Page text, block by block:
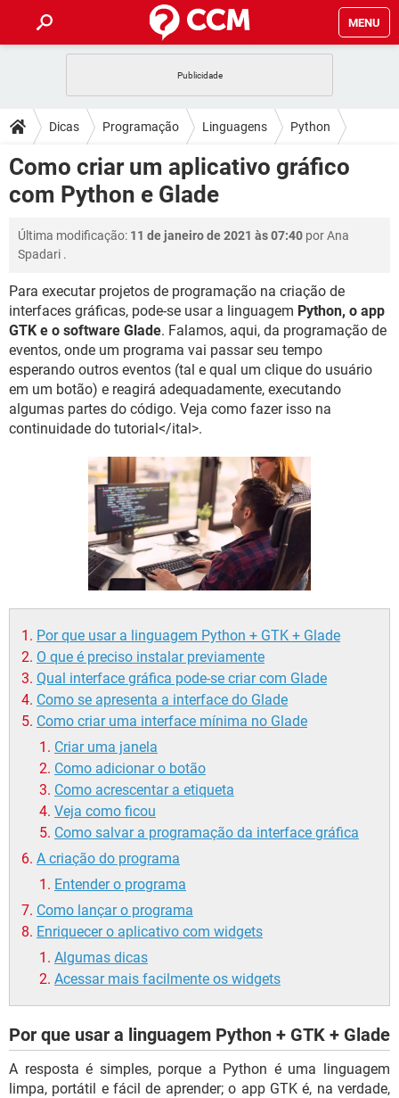
MENU
CELULAR FACEBOOK
OUTLOOK EXCEL
INSTAGRAM GMAIL
DICAS
JOGOS
CELULAR FACEBOOK
INSTAGRAM GMAIL
DOWNLOADS
JOGOS WHATSAPP
OUTLOOK
GMAIL
GUIA DE COMPRAS
FÓRUM
JOGOS WHATSAPP
OUTLOOK EXCEL
INSTAGRAM GMAIL
GUIA DE COMPRAS
GLOSSÁRIO
WHATSAPP
CELULAR FACEBOOK
OUTLOOK EXCEL
INSTAGRAM GMAIL
GUIA DE COMPRAS
Dicas Programação Linguagens Python
Como criar um aplicativo gráfico
com Python e Glade
Última modificação: 11 de janeiro de 2021 às 07:40 porAna
Spadari .
Para executar projetos de programação na criação de
interfaces gráficas, pode-se usar a linguagem Python, o app
GTK e o software Glade. Falamos, aqui, da programação de
eventos, onde um programa vai passar seu tempo
esperando outros eventos (tal e qual um clique do usuário
em um botão) e reagirá adequadamente, executando
algumas partes do código. Veja como fazer isso na
continuidade do tutorial</ital>.
Por que usar a linguagem Python + GTK + Glade
O que é preciso instalar previamente
Qual interface gráfica pode-se criar com Glade
Como se apresenta a interface do Glade
Como criar uma interface mínima no Glade
Criar uma janela
Como adicionar o botão
Como acrescentar a etiqueta
Veja como ficou
Como salvar a programação da interface gráfica
A criação do programa
Entender o programa
Como lançar o programa
Enriquecer o aplicativo com widgets
Algumas dicas
Acessar mais facilmente os widgets
Por que usar a linguagem Python + GTK + Glade
A resposta é simples, porque a Python é uma linguagem
limpa, portátil e fácil de aprender; o app GTK é, na verdade,